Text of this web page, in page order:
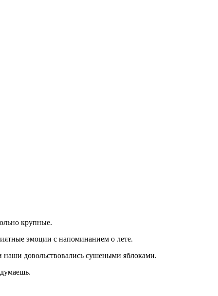
крупные.
эмоции с напоминанием о лете.
наши довольствовались сушеными яблоками.